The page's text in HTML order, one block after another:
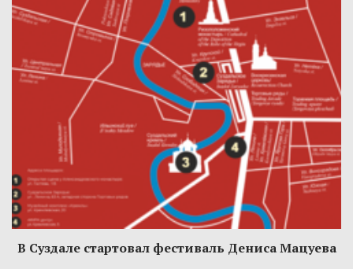
В Суздале стартовал фестиваль Дениса Мацуева